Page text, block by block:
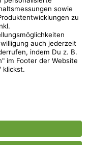
Preisempfehlung des